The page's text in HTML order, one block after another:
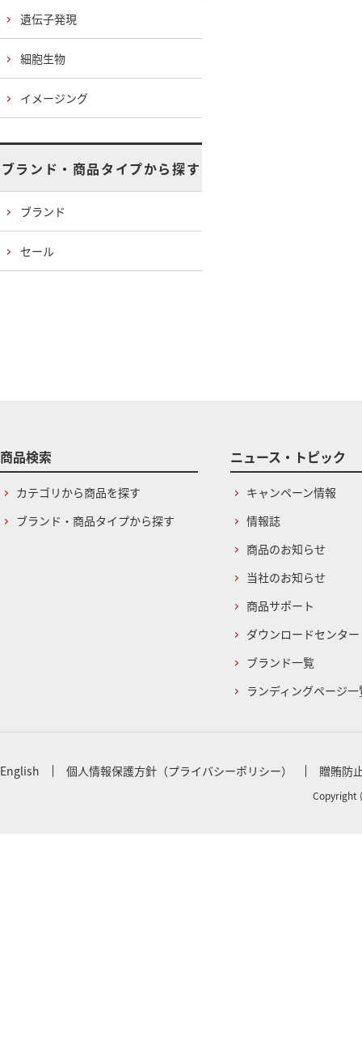
遺伝子発現
細胞生物
イメージング
ブランド・商品タイプから探す
ブランド
セール
商品検索
カテゴリから商品を探す
ブランド・商品タイプから探す
ニュース・トピック
キャンペーン情報
情報誌
商品のお知らせ
当社のお知らせ
商品サポート
ダウンロードセンター
ブランド一覧
ランディングページ一
English 個人情報保護方針（プライバシーポリシー） 贈賄防
Copyright